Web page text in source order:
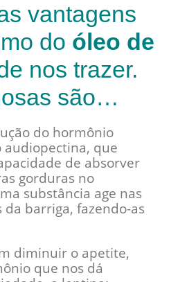
vantagens
do óleo de
nos trazer.
são…
do hormônio
audiopectina, que
de absorver
gorduras no
substância age nas
da barriga, fazendo-as
diminuir o apetite,
que nos dá